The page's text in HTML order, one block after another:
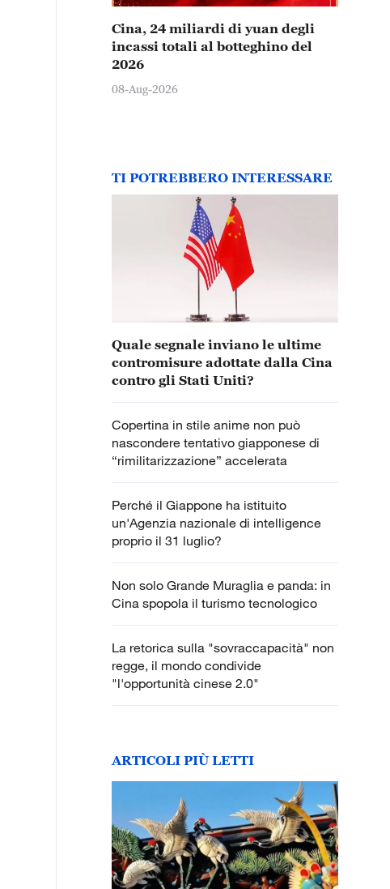
Cina, 24 miliardi di yuan degli
incassi totali al botteghino del
2026
08-Aug-2026
TI POTREBBERO INTERESSARE
Quale segnale inviano le ultime
contromisure adottate dalla Cina
contro gli Stati Uniti?
Copertina in stile anime non può
nascondere tentativo giapponese di
“rimilitarizzazione” accelerata
Perché il Giappone ha istituito
un'Agenzia nazionale di intelligence
proprio il 31 luglio?
Non solo Grande Muraglia e panda: in
Cina spopola il turismo tecnologico
La retorica sulla "sovraccapacità" non
regge, il mondo condivide
"l'opportunità cinese 2.0"
ARTICOLI PIÙ LETTI